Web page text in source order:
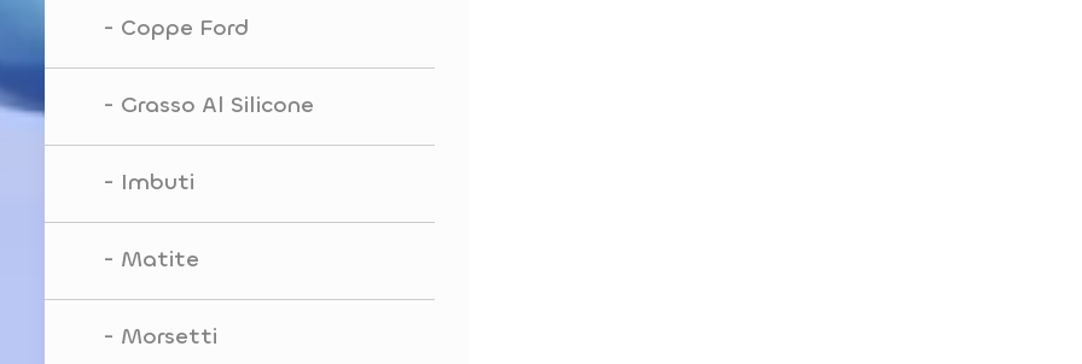
Coppe Ford
Grasso Al Silicone
Imbuti
Matite
Morsetti